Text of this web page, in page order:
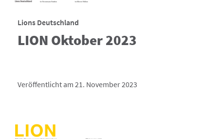
Lions Deutschland
LION Oktober 2023
Veröffentlicht am 21. November 2023